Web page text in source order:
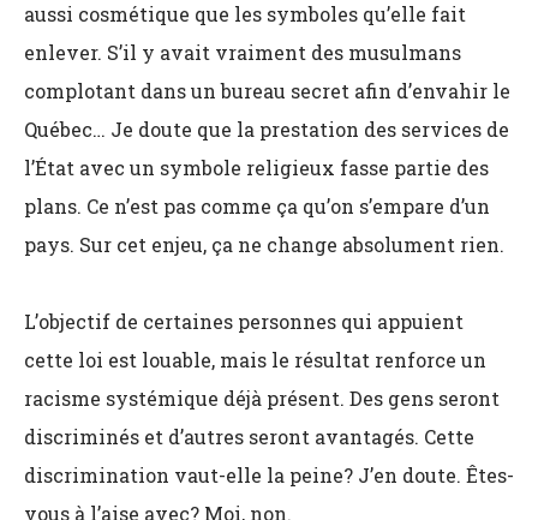
aussi cosmétique que les symboles qu’elle fait
enlever. S’il y avait vraiment des musulmans
complotant dans un bureau secret afin d’envahir le
Québec… Je doute que la prestation des services de
l’État avec un symbole religieux fasse partie des
plans. Ce n’est pas comme ça qu’on s’empare d’un
pays. Sur cet enjeu, ça ne change absolument rien.
L’objectif de certaines personnes qui appuient
cette loi est louable, mais le résultat renforce un
racisme systémique déjà présent. Des gens seront
discriminés et d’autres seront avantagés. Cette
discrimination vaut-elle la peine? J’en doute. Êtes-
vous à l’aise avec? Moi, non.